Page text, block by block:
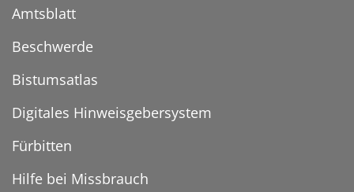
Amtsblatt
Beschwerde
Bistumsatlas
Digitales Hinweisgebersystem
Fürbitten
Hilfe bei Missbrauch